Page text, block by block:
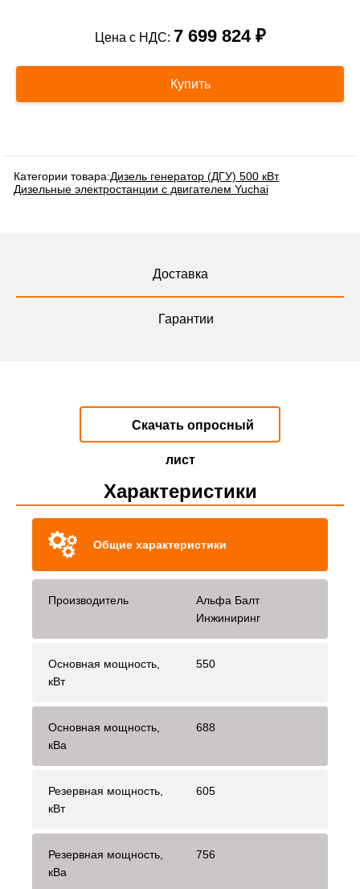
Цена с НДС: 7 699 824 ₽
Купить
Категории товара:Дизель генератор (ДГУ) 500 кВт
Дизельные электростанции с двигателем Yuchai
Доставка
Гарантии
Скачать опросный
лист
Характеристики
Общие характеристики
Производитель
Альфа Балт
Инжиниринг
Основная мощность,
кВт
550
Основная мощность,
кВа
688
Резервная мощность,
кВт
605
Резервная мощность,
кВа
756